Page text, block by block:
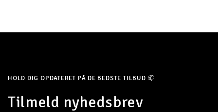
HOLD DIG OPDATERET PÅ DE BEDSTE TILBUD 📫
Tilmeld nyhedsbrev